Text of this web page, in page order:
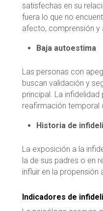
satisfechas en su
fuera lo que no
afecto, comprensión y
Baja autoestima
Las personas con
buscan validación y
principal. La
reafirmación temporal
Historia de
La exposición a la
la de sus padres o en
influir en la propensión
Indicadores de